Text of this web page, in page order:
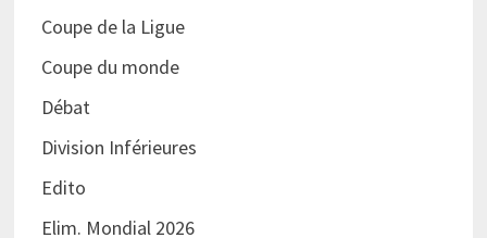
Coupe de la Ligue
Coupe du monde
Débat
Division Inférieures
Edito
Elim. Mondial 2026